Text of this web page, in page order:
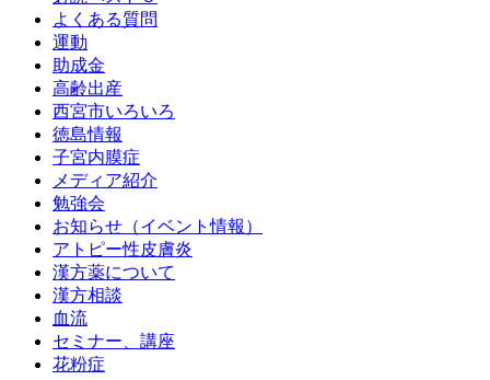
よくある質問
運動
助成金
高齢出産
西宮市いろいろ
徳島情報
子宮内膜症
メディア紹介
勉強会
お知らせ（イベント情報）
アトピー性皮膚炎
漢方薬について
漢方相談
血流
セミナー、講座
花粉症